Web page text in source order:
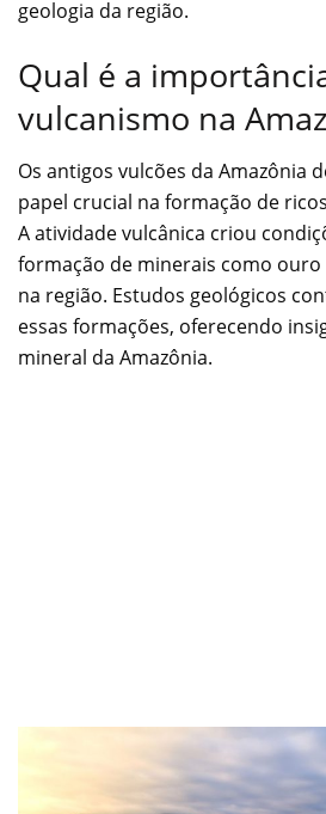
geologia da região.
Qual é a
vulcanismo na
Os antigos vulcões da Amazônia
papel crucial na formação de
A atividade vulcânica criou
formação de minerais como
na região. Estudos geológicos
essas formações, oferecendo
mineral da Amazônia.